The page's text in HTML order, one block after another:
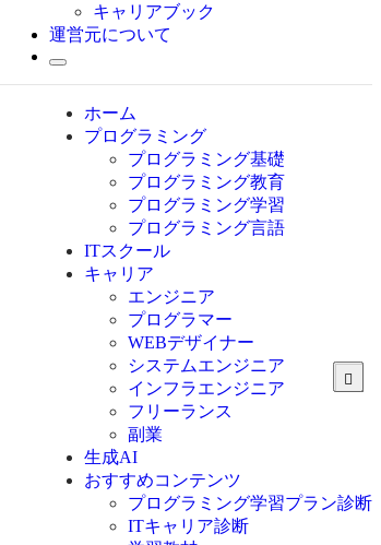
キャリアブック
運営元について
ホーム
プログラミング
プログラミング基礎
プログラミング教育
プログラミング学習
プログラミング言語
C言語
C#
VBA
Go言語
Kotlin
Java
JavaScript
Swift
Ruby
その他言語
ITスクール
キャリア
エンジニア
プログラマー
WEBデザイナー
システムエンジニア
インフラエンジニア
フリーランス
副業
生成AI
おすすめコンテンツ
プログラミング学習プラン診断
ITキャリア診断